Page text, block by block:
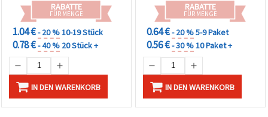
RABATTE
FÜR MENGE
1.04 €- 20 %10-19 Stück
0.78 €- 40 % 20 Stück +
IN DEN WARENKORB
RABATTE
FÜR MENGE
0.64 €- 20 %5-9 Paket
0.56 €- 30 %10 Paket +
IN DEN WARENKORB